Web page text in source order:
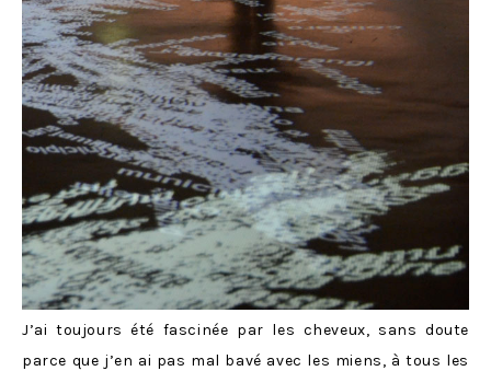
J’ai toujours été fascinée par les cheveux, sans doute
parce que j’en ai pas mal bavé avec les miens, à tous les